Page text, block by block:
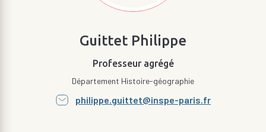
Guittet Philippe
Professeur agrégé
Département Histoire-géographie
philippe.guittet@inspe-paris.fr